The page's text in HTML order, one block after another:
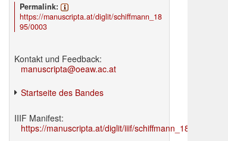
Permalink:
https://manuscripta.at/diglit/schiffmann_18
95/0003
Kontakt und Feedback:
manuscripta@oeaw.ac.at
Startseite des Bandes
IIIF Manifest:
https://manuscripta.at/diglit/iiif/schiffmann_1895/